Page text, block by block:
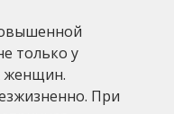
только у
женщин.
При